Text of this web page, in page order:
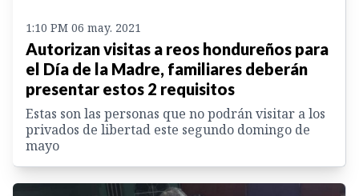
1:10 PM 06 may. 2021
Autorizan visitas a reos hondureños para
el Día de la Madre, familiares deberán
presentar estos 2 requisitos
Estas son las personas que no podrán visitar a los
privados de libertad este segundo domingo de
mayo